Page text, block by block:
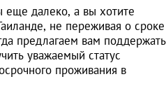
далеко, а вы хотите
не переживая о сроке
предлагаем вам поддержать
уважаемый статус
проживания в